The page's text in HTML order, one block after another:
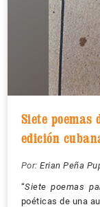
Siete poemas
edición
Por: Erian Peña
“Siete poemas
poéticas de una